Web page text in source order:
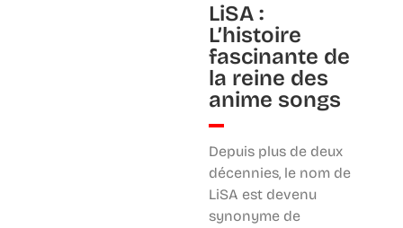
LiSA :
L’histoire
fascinante de
la reine des
anime songs
Depuis plus de deux
décennies, le nom de
LiSA est devenu
synonyme de